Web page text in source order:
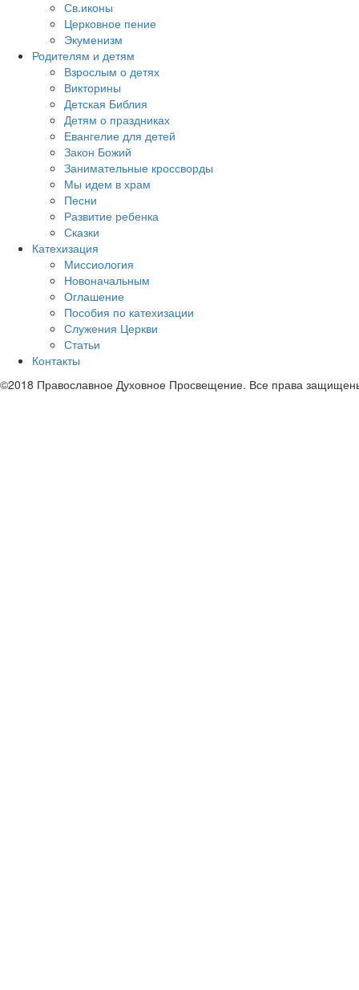
Св.иконы
Церковное пение
Экуменизм
Родителям и детям
Взрослым о детях
Викторины
Детская Библия
Детям о праздниках
Евангелие для детей
Закон Божий
Занимательные кроссворды
Мы идем в храм
Песни
Развитие ребенка
Сказки
Катехизация
Миссиология
Новоначальным
Оглашение
Пособия по катехизации
Служения Церкви
Статьи
Контакты
©2018 Православное Духовное Просвещение. Все права